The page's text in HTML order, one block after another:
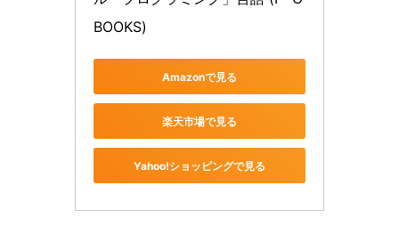
BOOKS)
Amazonで見る
楽天市場で見る
Yahoo!ショッピングで見る